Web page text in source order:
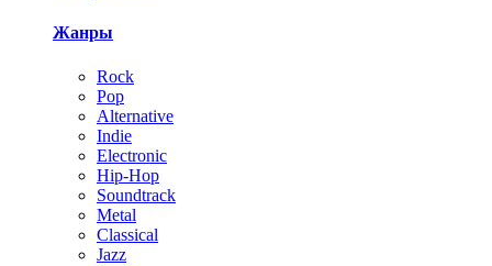
Жанры
Rock
Pop
Alternative
Indie
Electronic
Hip-Hop
Soundtrack
Metal
Classical
Jazz